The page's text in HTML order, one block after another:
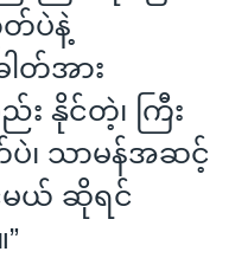
ပဲနဲ့
တ်အား
နိုင်တဲ့၊ ကြီး
၊ သာမန်အဆင့်
ယ် ဆိုရင်